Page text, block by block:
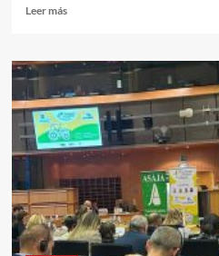
Leer másLeer
El
72%
de
españoles
apoya
que
se
prohíba
fumar
en
terrazas